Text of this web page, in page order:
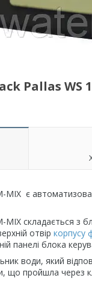
Pallas WS
MIX є
MIX складається з
отвір корпусу
панелі блока
води, який
що пройшла через